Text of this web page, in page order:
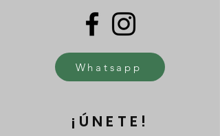
Whatsapp
¡ÚNETE!